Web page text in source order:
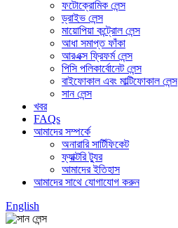
ফটোক্রোমিক লেন্স
ড্রাইভ লেন্স
মায়োপিয়া কন্ট্রোল লেন্স
আধা সমাপ্ত ফাঁকা
আরএক্স ফ্রিফর্ম লেন্স
পিসি পলিকার্বোনেট লেন্স
বাইফোকাল এবং মাল্টিফোকাল লেন্স
সান লেন্স
খবর
FAQs
আমাদের সম্পর্কে
অনারারি সার্টিফিকেট
ফ্যাক্টরি ট্যুর
আমাদের ইতিহাস
আমাদের সাথে যোগাযোগ করুন
English